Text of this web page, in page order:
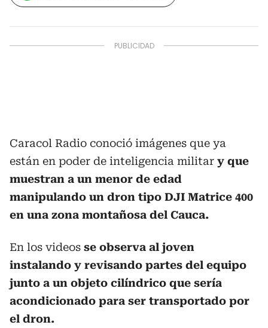
Caracol Radio conoció imágenes que ya
están en poder de inteligencia militar y que
muestran a un menor de edad
manipulando un dron tipo DJI Matrice 400
en una zona montañosa del Cauca.
En los videos se observa al joven
instalando y revisando partes del equipo
junto a un objeto cilíndrico que sería
acondicionado para ser transportado por
el dron.